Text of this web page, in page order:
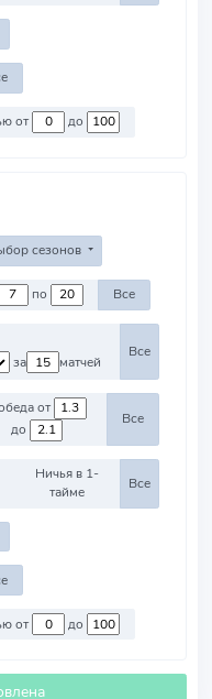
Против команд со стоимостью от до
сезонов
по Все
за
матчей
Все
Победа от
до
Все
Ничья в 1-
тайме
Все
Против команд со стоимостью от до